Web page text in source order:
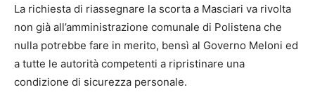
La richiesta di riassegnare la scorta a Masciari va rivolta
non già all’amministrazione comunale di Polistena che
nulla potrebbe fare in merito, bensì al Governo Meloni ed
a tutte le autorità competenti a ripristinare una
condizione di sicurezza personale.